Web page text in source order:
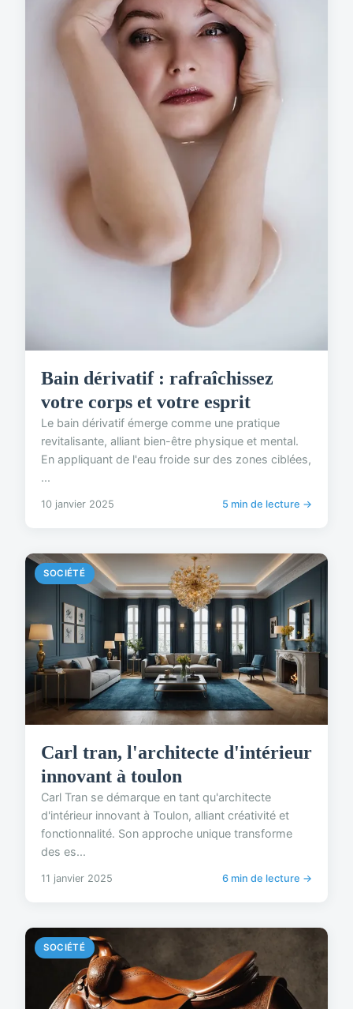
Bain dérivatif : rafraîchissez
votre corps et votre esprit
Le bain dérivatif émerge comme une pratique
revitalisante, alliant bien-être physique et mental.
En appliquant de l'eau froide sur des zones ciblées,
...
10 janvier 2025 5 min de lecture →
SOCIÉTÉ
Carl tran, l'architecte d'intérieur
innovant à toulon
Carl Tran se démarque en tant qu'architecte
d'intérieur innovant à Toulon, alliant créativité et
fonctionnalité. Son approche unique transforme
des es...
11 janvier 2025 6 min de lecture →
SOCIÉTÉ